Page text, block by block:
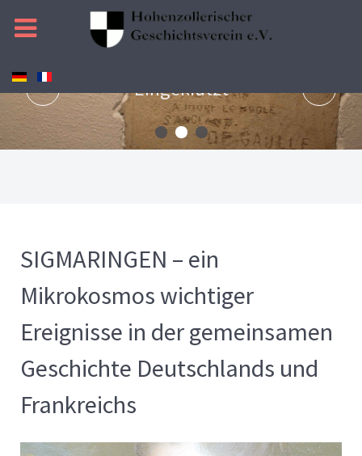
Eingekratzt
SIGMARINGEN – ein
Mikrokosmos wichtiger
Ereignisse in der gemeinsamen
Geschichte Deutschlands und
Frankreichs